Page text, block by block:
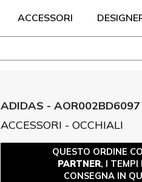
ACCESSORI
ADIDAS - AOR002BD6097
ACCESSORI - OCCHIALI
QUESTO ORDINE
PARTNER, I TEMPI
CONSEGNA IN